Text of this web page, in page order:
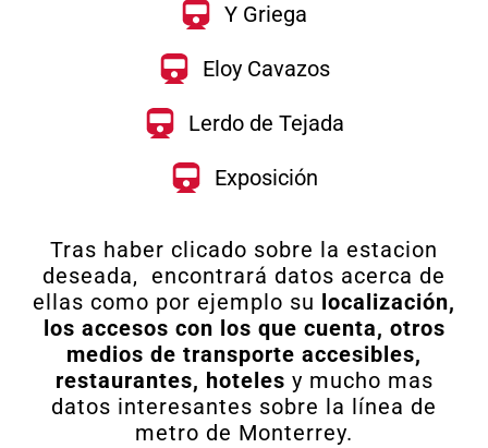
Y Griega
Eloy Cavazos
Lerdo de Tejada
Exposición
Tras haber clicado sobre la estacion
deseada, encontrará datos acerca de
ellas como por ejemplo su localización,
los accesos con los que cuenta, otros
medios de transporte accesibles,
restaurantes, hoteles y mucho mas
datos interesantes sobre la línea de
metro de Monterrey.